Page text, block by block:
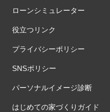
ローンシミュレーター
役立つリンク
プライバシーポリシー
SNSポリシー
パーソナルイメージ診断
はじめての家づくりガイド